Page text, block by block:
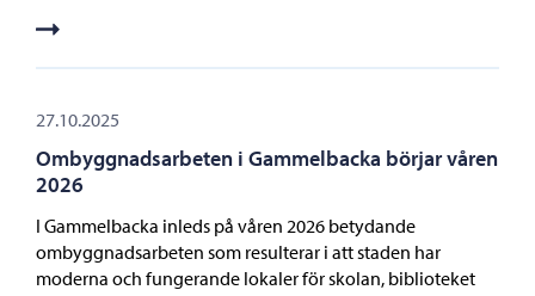
27.10.2025
Ombyggnadsarbeten i Gammelbacka börjar våren
2026
I Gammelbacka inleds på våren 2026 betydande
ombyggnadsarbeten som resulterar i att staden har
moderna och fungerande lokaler för skolan, biblioteket